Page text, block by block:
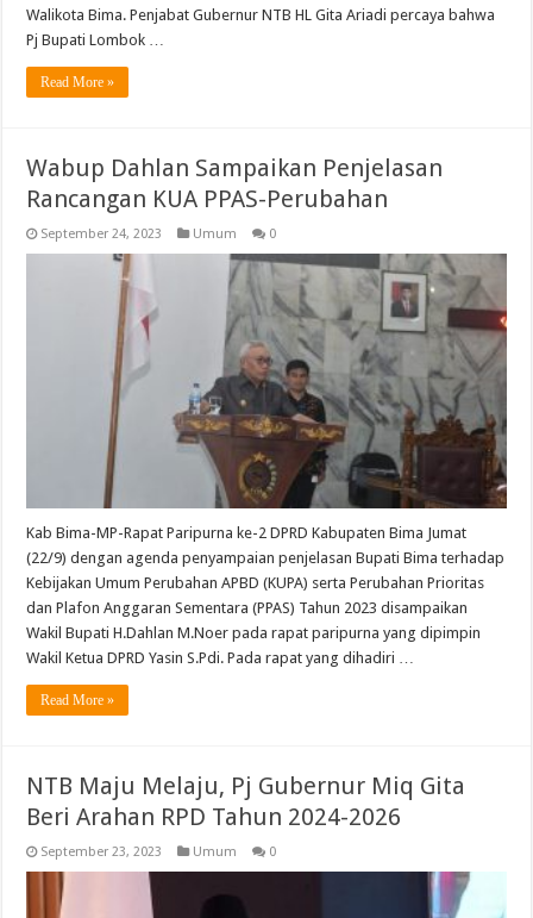
Walikota Bima. Penjabat Gubernur NTB HL Gita Ariadi percaya bahwa
Pj Bupati Lombok …
Read More »
Wabup Dahlan Sampaikan Penjelasan
Rancangan KUA PPAS-Perubahan
September 24, 2023 Umum 0
Kab Bima-MP-Rapat Paripurna ke-2 DPRD Kabupaten Bima Jumat
(22/9) dengan agenda penyampaian penjelasan Bupati Bima terhadap
Kebijakan Umum Perubahan APBD (KUPA) serta Perubahan Prioritas
dan Plafon Anggaran Sementara (PPAS) Tahun 2023 disampaikan
Wakil Bupati H.Dahlan M.Noer pada rapat paripurna yang dipimpin
Wakil Ketua DPRD Yasin S.Pdi. Pada rapat yang dihadiri …
Read More »
NTB Maju Melaju, Pj Gubernur Miq Gita
Beri Arahan RPD Tahun 2024-2026
September 23, 2023 Umum 0